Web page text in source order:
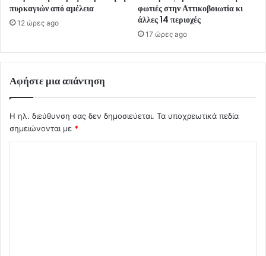
πυρκαγιών από αμέλεια
12 ώρες ago
φωτιές στην Αττικοβοιωτία κι
άλλες 14 περιοχές
17 ώρες ago
Αφήστε μια απάντηση
Η ηλ. διεύθυνση σας δεν δημοσιεύεται. Τα υποχρεωτικά πεδία
σημειώνονται με *